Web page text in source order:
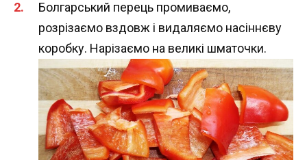
Болгарський перець промиваємо,
розрізаємо вздовж і видаляємо насіннєву
коробку. Нарізаємо на великі шматочки.